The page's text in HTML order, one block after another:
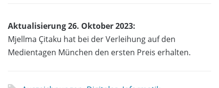
Aktualisierung 26. Oktober 2023:
Mjellma Çitaku hat bei der Verleihung auf den
Medientagen München den ersten Preis erhalten.